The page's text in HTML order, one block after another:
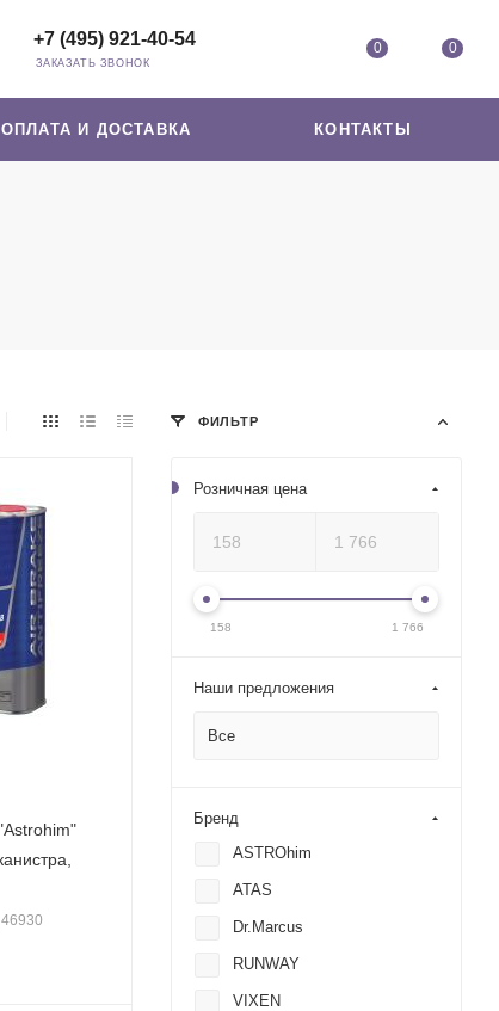
0 0
+7 (495) 921-40-54
ЗАКАЗАТЬ ЗВОНОК
ОПЛАТА И ДОСТАВКА КОНТАКТЫ
ФИЛЬТР
Розничная цена
158 1 766
Наши предложения
Все
Бренд
ASTROhim
ATAS
Dr.Marcus
RUNWAY
VIXEN